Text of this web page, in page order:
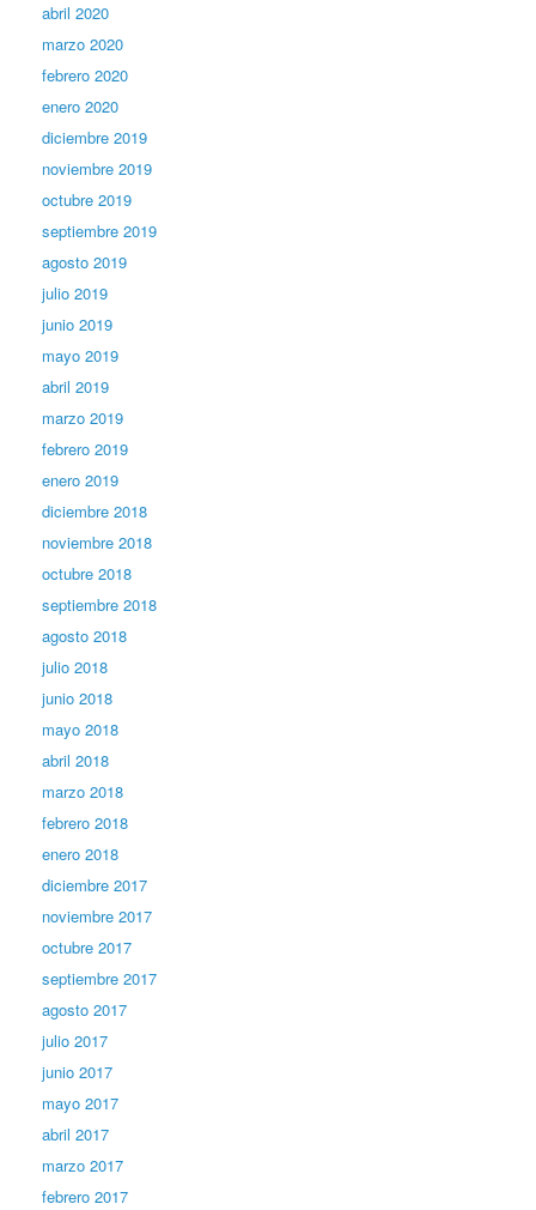
abril 2020
marzo 2020
febrero 2020
enero 2020
diciembre 2019
noviembre 2019
octubre 2019
septiembre 2019
agosto 2019
julio 2019
junio 2019
mayo 2019
abril 2019
marzo 2019
febrero 2019
enero 2019
diciembre 2018
noviembre 2018
octubre 2018
septiembre 2018
agosto 2018
julio 2018
junio 2018
mayo 2018
abril 2018
marzo 2018
febrero 2018
enero 2018
diciembre 2017
noviembre 2017
octubre 2017
septiembre 2017
agosto 2017
julio 2017
junio 2017
mayo 2017
abril 2017
marzo 2017
febrero 2017